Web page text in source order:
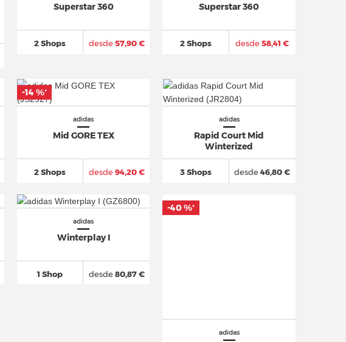
Superstar 360
2 Shops desde57,90 €
Superstar 360
2 Shops desde58,41 €
adidas
Mid GORE TEX
2 Shops desde94,20 €
-14 %*
adidas
Rapid Court Mid
Winterized
3 Shops desde46,80 €
adidas
Winterplay I
1 Shop desde80,87 €
adidas
-40 %*